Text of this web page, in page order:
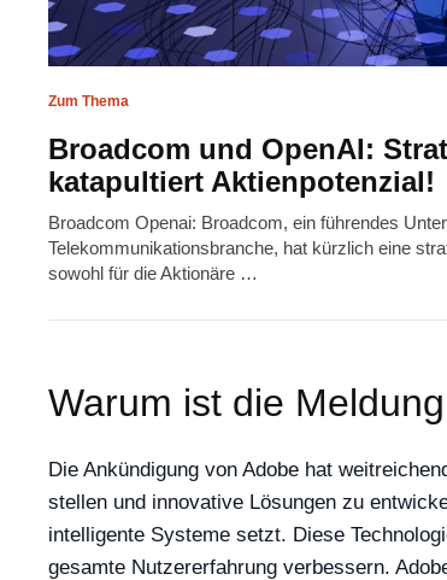
Zum Thema
Broadcom und OpenAI:
katapultiert Aktienpotenzial!
Broadcom Openai: Broadcom, ein führendes
Telekommunikationsbranche, hat kürzlich eine
sowohl für die Aktionäre …
Warum ist die
Die Ankündigung von Adobe hat
stellen und innovative Lösungen zu
intelligente Systeme setzt. Diese
gesamte Nutzererfahrung verbessern.